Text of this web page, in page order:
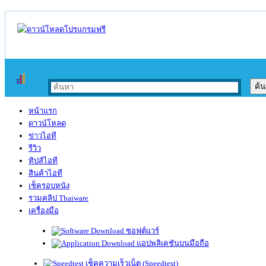
หน้าแรก
ดาวน์โหลด
ข่าวไอที
รีวิว
ทิปส์ไอที
สินค้าไอที
เช็ครอบหนัง
รวมคลิป Thaiware
เครื่องมือ
ซอฟต์แวร์
แอปพลิเคชันบนมือถือ
เช็คความเร็วเน็ต (Speedtest)